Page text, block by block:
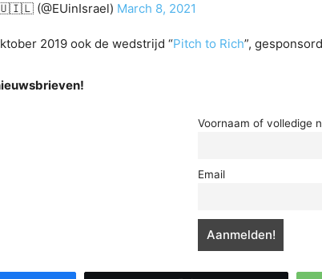
(@EUinIsrael) March 8, 2021
2019 ook de wedstrijd “Pitch to Rich”,
Voornaam of volledige
Email